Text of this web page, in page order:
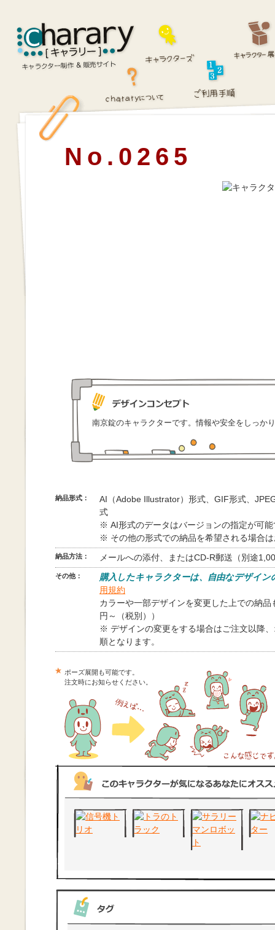
No.0265
南京錠のキャラクターです。情報や安全をしっか
納品形式：
AI（Adobe Illustrator）形式、GIF形式、
式
※ AI形式のデータはバージョンの指定が可能
※ その他の形式での納品を希望される場合
納品方法： メールへの添付、またはCD-R郵送（別途
その他：
購入したキャラクターは、自由なデザイン
用規約
カラーや一部デザインを変更した上での納
円～（税別））
※ デザインの変更をする場合はご注文以降
順となります。
ポーズ展開も可能です。
注文時にお知らせください。